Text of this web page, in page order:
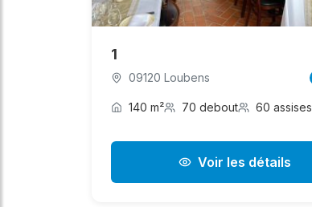
1
09120 Loubens
140 m² 70 debout 60 assises
Voir les détails